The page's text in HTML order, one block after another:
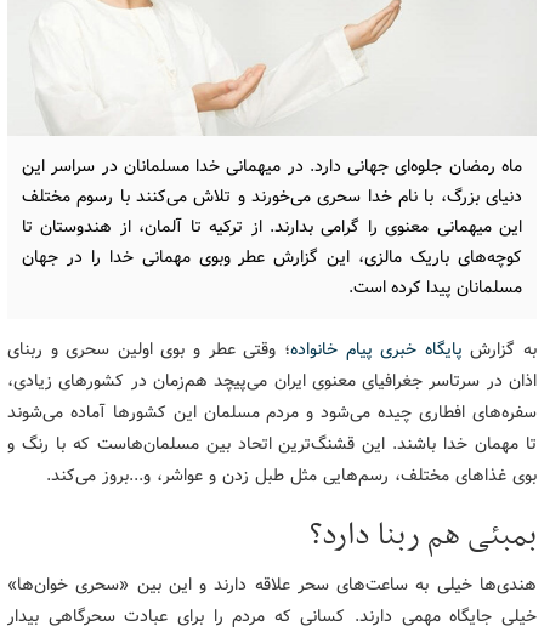
ماه رمضان جلوه‌ای جهانی دارد. در میهمانی خدا مسلمانان در سراسر این
دنیای بزرگ، با نام خدا سحری می‌خورند و تلاش می‌کنند با رسوم مختلف
این میهمانی معنوی را گرامی بدارند. از ترکیه تا آلمان، از هندوستان تا
کوچه‌های باریک مالزی، این گزارش عطر وبوی مهمانی خدا را در جهان
مسلمانان پیدا کرده است.
به گزارش پایگاه خبری پیام خانواده؛ وقتی عطر و بوی اولین سحری و ربنای
اذان در سرتاسر جغرافیای معنوی ایران می‌پیچد هم‌زمان در کشورهای زیادی،
سفره‌های افطاری چیده می‌شود و مردم مسلمان این کشورها آماده می‌شوند
تا مهمان خدا باشند. این قشنگ‌ترین اتحاد بین مسلمان‌هاست که با رنگ و
بوی غذاهای مختلف، رسم‌هایی مثل طبل زدن و عواشر، و...بروز می‌کند.
بمبئی هم ربنا دارد؟
هندی‌ها خیلی به ساعت‌های سحر علاقه دارند و این بین «سحری خوان‌ها»
خیلی جایگاه مهمی دارند. کسانی که مردم را برای عبادت سحرگاهی بیدار